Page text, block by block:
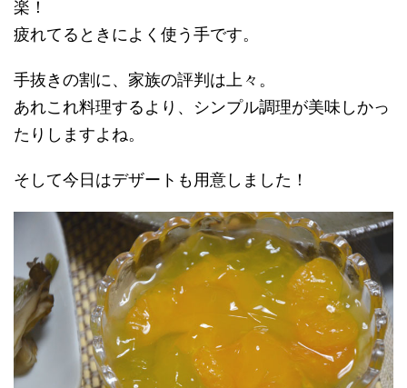
楽！
疲れてるときによく使う手です。
手抜きの割に、家族の評判は上々。
あれこれ料理するより、シンプル調理が美味しかっ
たりしますよね。
そして今日はデザートも用意しました！